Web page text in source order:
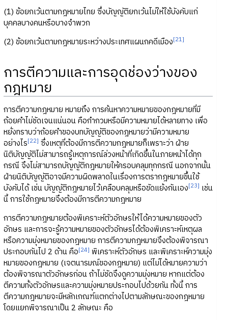
(1) ข้อยกเว้นตามกฎหมายไทย ซึ่งบัญญัติยกเว้นไม่ให้ใช้บังคับแก่
บุคคลบางคนหรือบางจำพวก
(2) ข้อยกเว้นตามกฎหมายระหว่างประเทศแผนกคดีเมือง[21]
การตีความและการอุดช่องว่างของ
กฎหมาย
การตีความกฎหมาย หมายถึง การค้นหาความหมายของกฎหมายที่มี
ถ้อยคำไม่ชัดเจนแน่นอน คือกำกวมหรือมีความหมายได้หลายทาง เพื่อ
หยั่งทราบว่าถ้อยคำของบทบัญญัติของกฎหมายว่ามีความหมาย
อย่างไร[22] ซึ่งเหตุที่ต้องมีการตีความกฎหมายก็เพราะว่า ฝ่าย
นิติบัญญัติไม่สามารถรู้เหตุการณ์ล่วงหน้าที่เกิดขึ้นในภายหน้าได้ทุก
กรณี จึงไม่สามารถบัญญัติกฎหมายให้ครอบคลุมทุกกรณี นอกจากนั้น
ฝ่ายนิติบัญญัติอาจมีความผิดพลาดในเรื่องการตรากฎหมายขึ้นใช้
บังคับได้ เช่น บัญญัติกฎหมายไว้เคลือบคลุมหรือขัดแย้งกันเอง[23] เช่น
นี้ การใช้กฎหมายจึงต้องมีการตีความกฎหมาย
การตีความกฎหมายต้องพิเคราะห์ตัวอักษรให้ได้ความหมายของตัว
อักษร และการจะรู้ความหมายของตัวอักษรได้ต้องพิเคราะห์เหตุผล
หรือความมุ่งหมายของกฎหมาย การตีความกฎหมายจึงต้องพิจารณา
ประกอบกันไป 2 ด้าน คือ[24] พิเคราะห์ตัวอักษร และพิเคราะห์ความมุ่ง
หมายของกฎหมาย (เจตนารมณ์ของกฎหมาย) แต่ไม่ได้หมายความว่า
ต้องพิจารณาตัวอักษรก่อน ถ้าไม่ชัดจึงดูความมุ่งหมาย หากแต่ต้อง
ตีความทั้งตัวอักษรและความมุ่งหมายประกอบไปด้วยกัน ทั้งนี้ การ
ตีความกฎหมายจะมีหลักเกณฑ์แตกต่างไปตามลักษณะของกฎหมาย
โดยแยกพิจารณาเป็น 2 ลักษณะ คือ